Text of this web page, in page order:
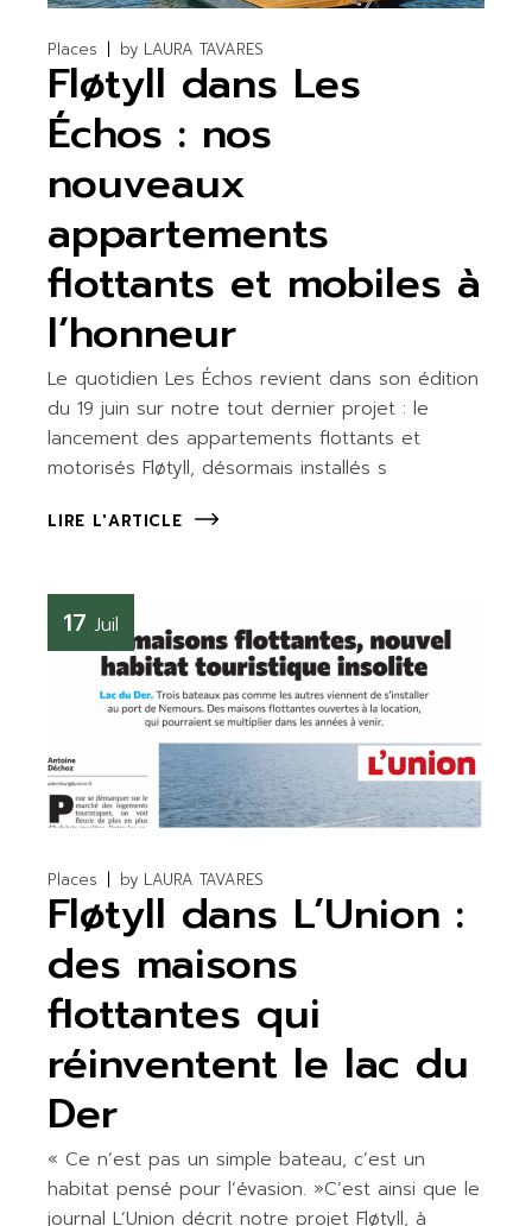
Places by LAURA TAVARES
Fløtyll dans Les
Échos : nos
nouveaux
appartements
flottants et mobiles à
l’honneur
Le quotidien Les Échos revient dans son édition
du 19 juin sur notre tout dernier projet : le
lancement des appartements flottants et
motorisés Fløtyll, désormais installés s
LIRE L'ARTICLE
17 Juil
Places by LAURA TAVARES
Fløtyll dans L’Union :
des maisons
flottantes qui
réinventent le lac du
Der
« Ce n’est pas un simple bateau, c’est un
habitat pensé pour l’évasion. »C’est ainsi que le
journal L’Union décrit notre projet Fløtyll, à